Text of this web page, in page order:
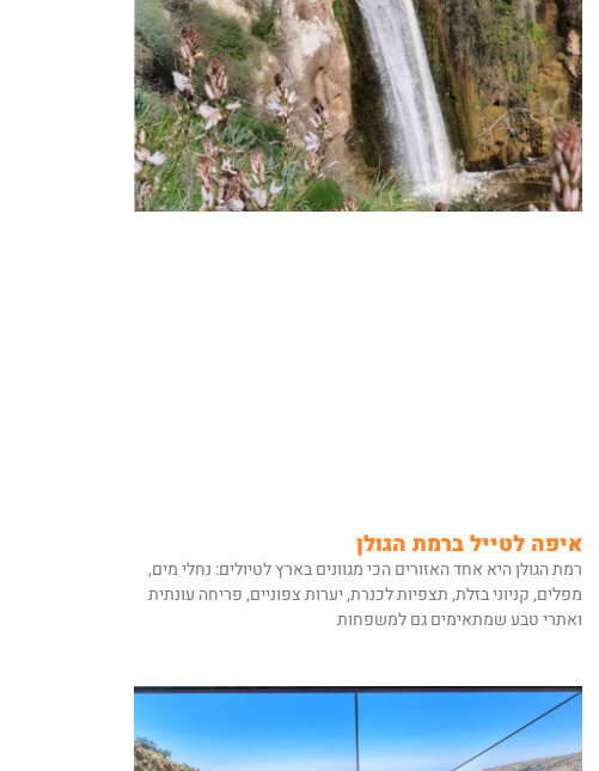
איפה לטייל ברמת הגולן
רמת הגולן היא אחד האזורים הכי מגוונים בארץ לטיולים: נחלי מים,
מפלים, קניוני בזלת, תצפיות לכנרת, יערות צפוניים, פריחה עונתית
ואתרי טבע שמתאימים גם למשפחות